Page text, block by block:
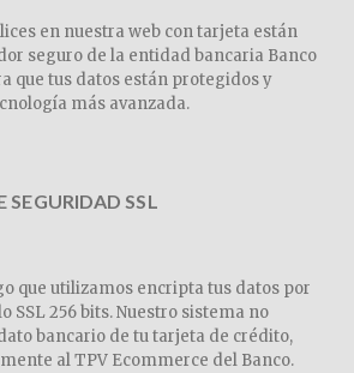
en nuestra web con tarjeta están
seguro de la entidad bancaria Banco
que tus datos están protegidos y
más avanzada.
SEGURIDAD SSL
que utilizamos encripta tus datos por
SSL 256 bits. Nuestro sistema no
bancario de tu tarjeta de crédito,
al TPV Ecommerce del Banco.